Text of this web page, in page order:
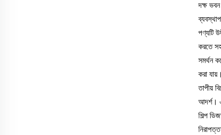
দক্ষ
পণ্যটি
করতে
সমর্থন
করা
তাপীয়
আদর্শ।
শিল্প